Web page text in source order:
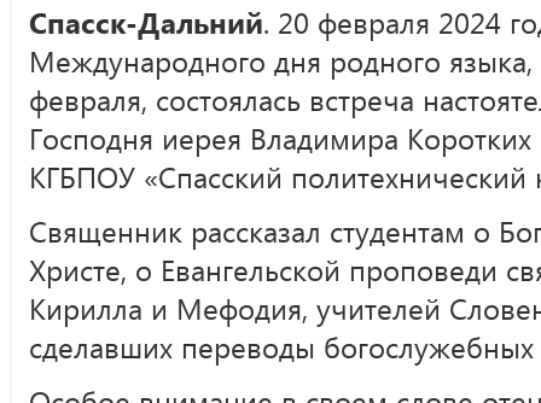
Спасск-Дальний. 20 февраля 2024
Международного дня родного языка,
февраля, состоялась встреча
Господня иерея Владимира
КГБПОУ «Спасский политехнический
Священник рассказал студентам о
Христе, о Евангельской проповеди
Кирилла и Мефодия, учителей
сделавших переводы богослужебных